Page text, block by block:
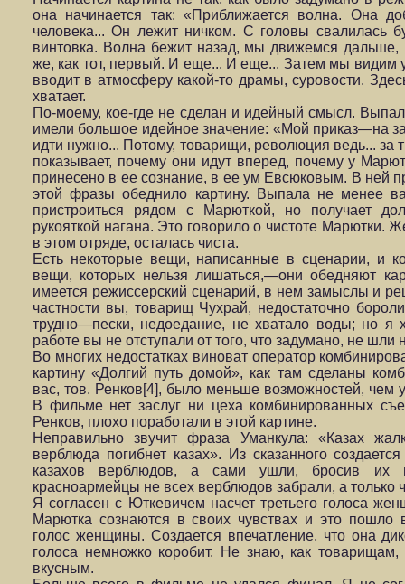
она начинается так: «Приближается волна. Она
человека... Он лежит ничком. С головы свалилась
винтовка. Волна бежит назад, мы движемся
же, как тот, первый. И еще... И еще... Затем мы видим
вводит в атмосферу какой-то драмы, суровости.
хватает.
По-моему, кое-где не сделан и идейный смысл.
имели большое идейное значение: «Мой приказ—на
идти нужно... Потому, товарищи, революция ведь... за
показывает, почему они идут вперед, почему у
принесено в ее сознание, в ее ум Евсюковым. В ней
этой фразы обеднило картину. Выпала не менее
пристроиться рядом с Марюткой, но получает
рукояткой нагана. Это говорило о чистоте Марютки.
в этом отряде, осталась чиста.
Есть некоторые вещи, написанные в сценарии, и
вещи, которых нельзя лишаться,—они обедняют
имеется режиссерский сценарий, в нем замыслы и
частности вы, товарищ Чухрай, недостаточно
трудно—пески, недоедание, не хватало воды; но я
работе вы не отступали от того, что задумано, не
Во многих недостатках виноват оператор
картину «Долгий путь домой», как там сделаны
вас, тов. Ренков[4], было меньше возможностей, чем
В фильме нет заслуг ни цеха комбинированных
Ренков, плохо поработали в этой картине.
Неправильно звучит фраза Уманкула: «Казах
верблюда погибнет казах». Из сказанного
казахов верблюдов, а сами ушли, бросив их
красноармейцы не всех верблюдов забрали, а только
Я согласен с Юткевичем насчет третьего голоса
Марютка сознаются в своих чувствах и это пошло
голос женщины. Создается впечатление, что она
голоса немножко коробит. Не знаю, как
вкусным.